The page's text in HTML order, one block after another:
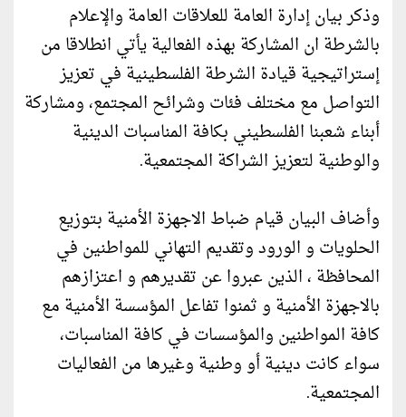
وذكر بیان إدارة العامة للعلاقات العامة والإعلام
بالشرطة ان المشاركة بهذه الفعالیة یأتي انطلاقا من
إستراتیجیة قیادة الشرطة الفلسطینیة في تعزیز
التواصل مع مختلف فئات وشرائح المجتمع، ومشاركة
أبناء شعبنا الفلسطیني بكافة المناسبات الدینیة
والوطنیة لتعزیز الشراكة المجتمعیة.
وأضاف البیان قیام ضباط الاجهزة الأمنیة بتوزیع
الحلویات و الورود وتقدیم التهاني للمواطنین في
المحافظة ، الذین عبروا عن تقديرهم و اعتزازهم
بالاجهزة الأمنیة و ثمنوا تفاعل المؤسسة الأمنیة مع
كافة المواطنین والمؤسسات في كافة المناسبات،
سواء كانت دینیة أو وطنیة وغیرها من الفعالیات
المجتمعیة.